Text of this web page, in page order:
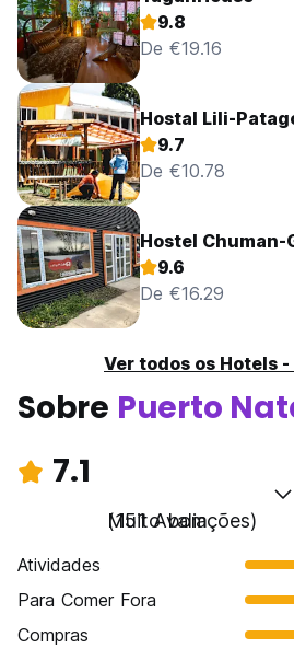
9.8
De €19.16
Hostal Lili-
9.7
De €10.78
Hostel Chuman-
9.6
De €16.29
Ver todos os Hotels
Sobre Puerto
7.1
Muito bom
(151 Avaliações)
Atividades
Para Comer Fora
Compras